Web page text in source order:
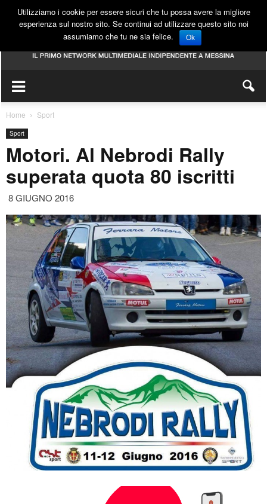
Home Sport
Sport
Motori. Al Nebrodi Rally
superata quota 80 iscritti
8 GIUGNO 2016
Utilizziamo i cookie per essere sicuri che tu possa avere la migliore
esperienza sul nostro sito. Se continui ad utilizzare questo sito noi
assumiamo che tu ne sia felice.
Ok